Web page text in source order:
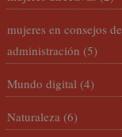
mujeres en consejos de
administración (5)
Mundo digital (4)
Naturaleza (6)